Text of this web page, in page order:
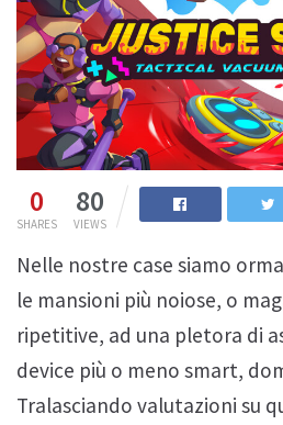
0
SHARES
80
VIEWS
Nelle nostre case siamo
le mansioni più noiose, o
ripetitive, ad una pletora di
device più o meno smart,
Tralasciando valutazioni su